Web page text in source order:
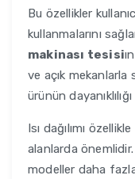
Bu özellikler
kullanmalarını
makinası tesisi
ve açık mekanlarla
ürünün
Isı dağılımı
alanlarda
modeller daha